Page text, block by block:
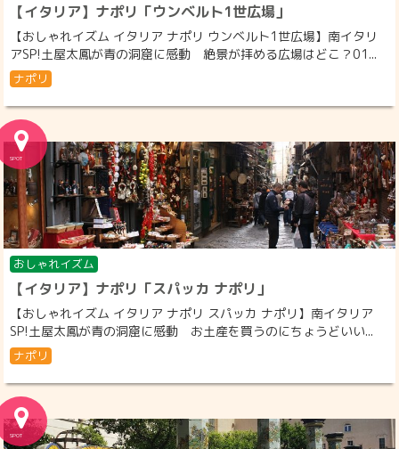
【イタリア】ナポリ「ウンベルト1世広場」
【おしゃれイズム イタリア ナポリ ウンベルト1世広場】南イタリ
アSP!土屋太鳳が青の洞窟に感動 絶景が拝める広場はどこ？01...
ナポリ
おしゃれイズム
【イタリア】ナポリ「スパッカ ナポリ」
【おしゃれイズム イタリア ナポリ スパッカ ナポリ】南イタリア
SP!土屋太鳳が青の洞窟に感動 お土産を買うのにちょうどいい...
ナポリ